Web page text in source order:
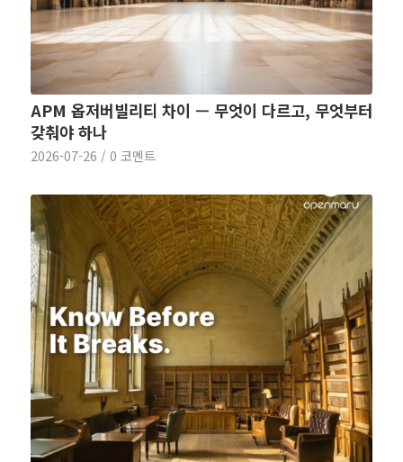
APM 옵저버빌리티 차이 — 무엇이 다르고, 무엇부터
갖춰야 하나
2026-07-26 / 0 코멘트